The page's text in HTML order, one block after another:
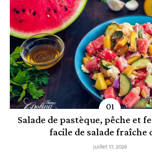
Salade de pastèque, pêche et
facile de salade fraîche
juillet 17, 2026